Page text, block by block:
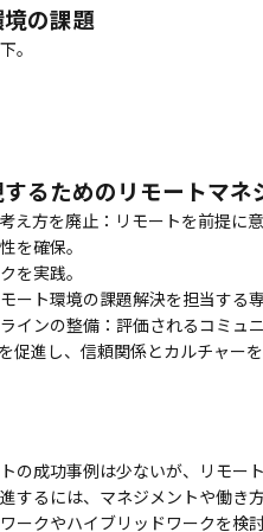
の課題
。
るためのリモートマネ
え方を廃止：リモートを前提に
を確保。
を実践。
ート環境の課題解決を担当する
インの整備：評価されるコミュ
促進し、信頼関係とカルチャーを
の成功事例は少ないが、リモ
するには、マネジメントや働き
ークやハイブリッドワークを